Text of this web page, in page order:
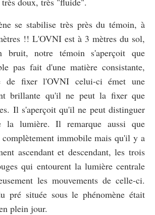
se stabilise très près du témoin, à
!! L'OVNI est à 3 mètres du sol,
bruit, notre témoin s'aperçoit que
pas fait d'une matière consistante,
de fixer l'OVNI celui-ci émet une
brillante qu'il ne peut la fixer que
Il s'aperçoit qu'il ne peut distinguer
la lumière. Il remarque aussi que
immobile mais qu'il y a
ascendant et descendant, les trois
qui entourent la lumière centrale
les mouvements de celle-ci.
pré située sous le phénomène était
plein jour.